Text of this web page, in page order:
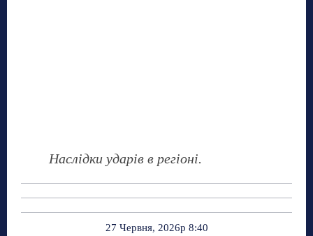
Наслідки ударів в регіоні.
27 Червня, 2026р 8:40